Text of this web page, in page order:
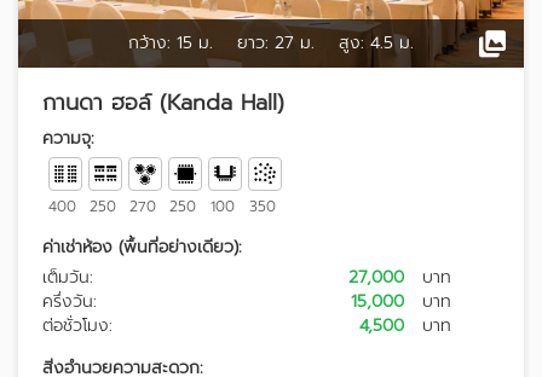
กว้าง: 15 ม. ยาว: 27 ม. สูง: 4.5 ม.
กานดา ฮอล์ (Kanda Hall)
ความจุ:
400 250 270 250 100 350
ค่าเช่าห้อง (พื้นที่อย่างเดียว):
เต็มวัน:
27,000
บาท
ครึ่งวัน:
15,000
บาท
ต่อชั่วโมง:
4,500
บาท
สิ่งอำนวยความสะดวก: